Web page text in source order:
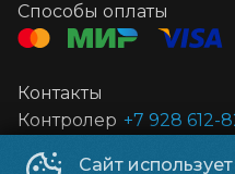
Сайт
Способы оплаты
Контакты
Контролер +7 928 612-